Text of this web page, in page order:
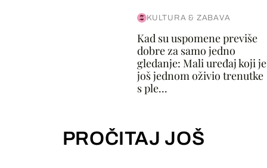
KULTURA & ZABAVA
Kad su uspomene previše
dobre za samo jedno
gledanje: Mali uređaj koji je
još jednom oživio trenutke
s ple...
PROČITAJ JOŠ